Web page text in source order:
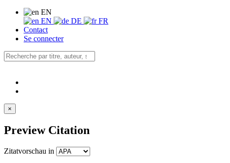
EN
EN
DE
FR
Contact
Se connecter
×
Preview Citation
Zitatvorschau in